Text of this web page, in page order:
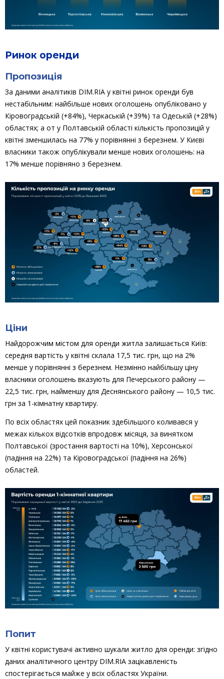
Ринок оренди
Пропозиція
За даними аналітиків DIM.RIA у квітні ринок оренди був
нестабільним: найбільше нових оголошень опубліковано у
Кіровоградській (+84%), Черкаській (+39%) та Одеській (+28%)
областях; а от у Полтавській області кількість пропозицій у
квітні зменшилась на 77% у порівнянні з березнем. У Києві
власники також опублікували менше нових оголошень: на
17% менше порівняно з березнем.
Ціни
Найдорожчим містом для оренди житла залишається Київ:
середня вартість у квітні склала 17,5 тис. грн, що на 2%
менше у порівнянні з березнем. Незмінно найбільшу ціну
власники оголошень вказують для Печерського району —
22,5 тис. грн, найменшу для Деснянського району — 10,5 тис.
грн за 1-кімнатну квартиру.
По всіх областях цей показник здебільшого коливався у
межах кількох відсотків впродовж місяця, за винятком
Полтавської (зростання вартості на 10%), Херсонської
(падіння на 22%) та Кіровоградської (падіння на 26%)
областей.
Попит
У квітні користувачі активно шукали житло для оренди: згідно
даних аналітичного центру DIM.RIA зацікавленість
спостерігається майже у всіх областях України.